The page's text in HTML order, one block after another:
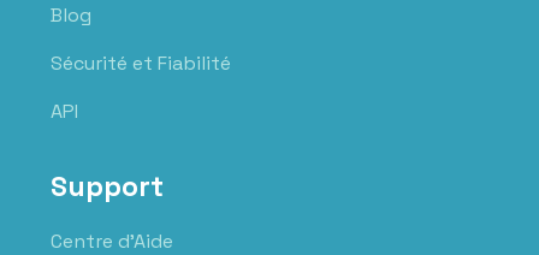
Blog
Sécurité et Fiabilité
API
Support
Centre d'Aide